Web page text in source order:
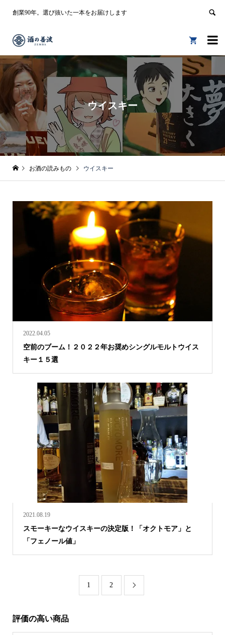
創業90年。選び抜いた一本をお届けします


ウイスキー
お酒の読みもの ウイスキー
2022.04.05
空前のブーム！２０２２年お奨めシングルモルトウイス
キー１５選
2021.08.19
スモーキーなウイスキーの決定版！「オクトモア」と
「フェノール値」
1 2 
評価の高い商品